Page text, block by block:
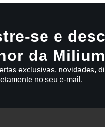
se e
da
exclusivas, novidades,
no seu e-mail.